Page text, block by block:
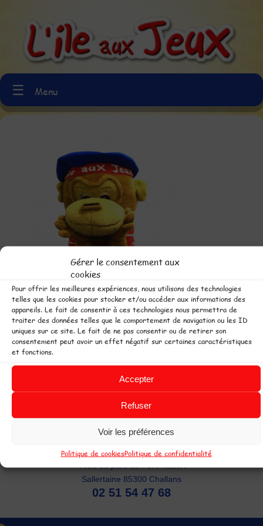
Gérer le consentement aux
cookies
Pour offrir les meilleures expériences, nous utilisons des technologies
telles que les cookies pour stocker et/ou accéder aux informations des
appareils. Le fait de consentir à ces technologies nous permettra de
traiter des données telles que le comportement de navigation ou les ID
uniques sur ce site. Le fait de ne pas consentir ou de retirer son
consentement peut avoir un effet négatif sur certaines caractéristiques
et fonctions.
Accepter
Refuser
Voir les préférences
Politique de cookiesPolitique de confidentialité
☰ Menu
Désolé, vos goûters et vos boissons ne sont pas
autorisés à l'intérieur du parc. Un Snack est à votre
disposition sur place.
copyright L'Ile aux Jeux -Parcs de loisirs couverts ouvert toute
pour plus de plaisir. Parc de jeux en Pays de Loire à Challans et Les
d'Olonne, 2 espaces de loisirs pour les enfants, pour jouer tout le
par tous les temps !
4 rue du parc de Pont Habert
Sallertaine 85300 Challans
02 51 54 47 68